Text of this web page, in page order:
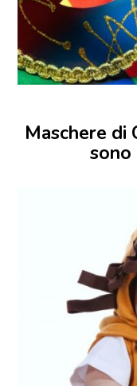
Maschere di
sono